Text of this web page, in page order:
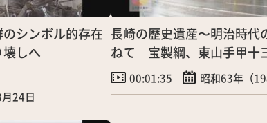
シンボル的存在
壊しへ
月24日
長崎の歴史遺産〜明治時代
ねて 宝製綱、東山手甲十
葉病院別館
00:01:35 昭和63年（